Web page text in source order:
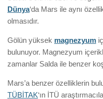
Dünya‘da Mars ile aynı
olmasıdır.
Gölün yüksek magnezyum
bulunuyor. Magnezyum
zamanlar Salda ile benzer
Mars’a benzer özelliklerin
TÜBİTAK‘ın İTÜ